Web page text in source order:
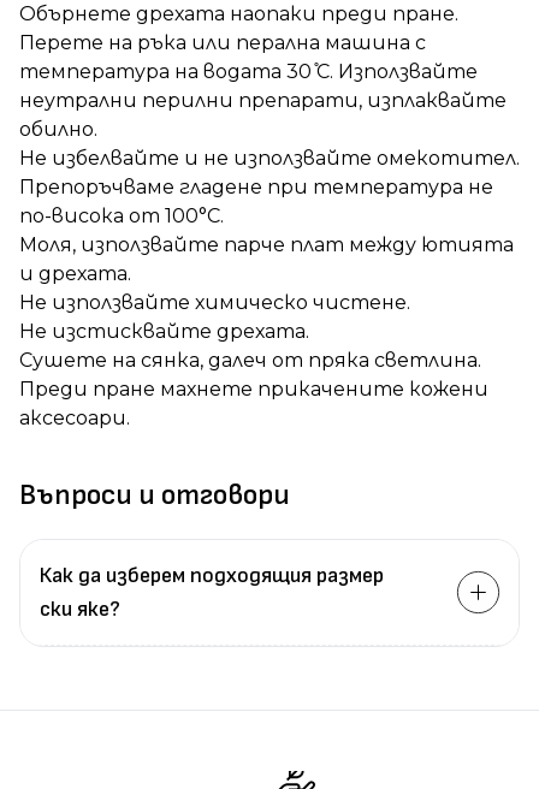
Обърнете дрехата наопаки преди пране.
Перете на ръка или перална машина с
температура на водата 30 ̊С. Използвайте
неутрални перилни препарати, изплаквайте
обилно.
Не избелвайте и не използвайте омекотител.
Препоръчваме гладене при температура не
по-висока от 100°C.
Моля, използвайте парче плат между ютията
и дрехата.
Не използвайте химическо чистене.
Не изстисквайте дрехата.
Сушете на сянка, далеч от пряка светлина.
Преди пране махнете прикачените кожени
аксесоари.
Въпроси и отговори
Как да изберем подходящия размер
ски яке?
Измеретеобиколкатана талията.